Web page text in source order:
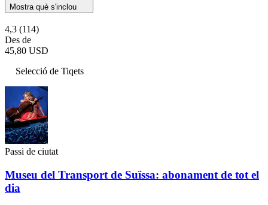
Mostra què s'inclou
4,3 (114)
Des de
45,80 USD
Selecció de Tiqets
Passi de ciutat
Museu del Transport de Suïssa: abonament de tot el
dia